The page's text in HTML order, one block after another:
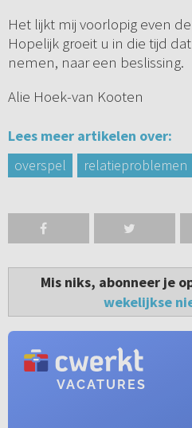
Het lijkt mij voorlopig even
Hopelijk groeit u in die tijd
nemen, naar een beslissing.
Alie Hoek-van Kooten
Lees meer artikelen over:
overspel
relatieproblemen
Mis niks, abonneer je
wekelijkse